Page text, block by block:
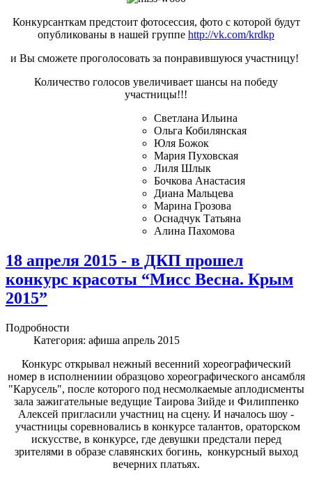
Конкурсанткам предстоит фотосессия, фото с которой будут
опубликованы в нашей группе http://vk.com/krdkp
и Вы сможете проголосовать за понравившуюся участницу!
Количество голосов увеличивает шансы на победу
участницы!!!
Светлана Ильина
Ольга Кобилянская
Юля Божок
Мария Пуховская
Лиля Шлык
Бочкова Анастасия
Диана Мальцева
Марина Грозова
Оснадчук Татьяна
Алина Пахомова
18 апреля 2015 - в ДКП прошел
конкурс красоты “Мисс Весна. Крым
2015”
Подробности
Категория: афиша апрель 2015
Конкурс открывал нежный весенний хореографический
номер в исполнениии образцово хореографического ансамбля
"Карусель", после которого под несмолкаемые аплодисменты
зала зажигательные ведущие Таирова Зийде и Филиппенко
Алексей пригласили участниц на сцену. И началось шоу -
участницы соревновались в конкурсе талантов, ораторском
искусстве, в конкурсе, где девушки предстали перед
зрителями в образе славянских богинь, конкурсный выход
вечерних платьях.